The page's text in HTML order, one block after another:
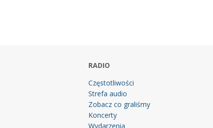
RADIO
Częstotliwości
Strefa audio
Zobacz co graliśmy
Koncerty
Wydarzenia